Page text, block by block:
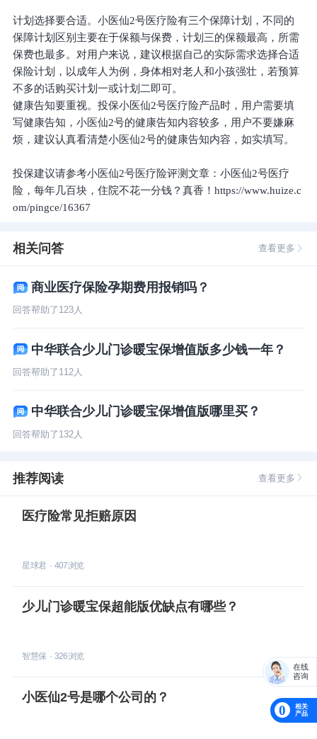
计划选择要合适。小医仙2号医疗险有三个保障计划，不同的
保障计划区别主要在于保额与保费，计划三的保额最高，所需
保费也最多。对用户来说，建议根据自己的实际需求选择合适
保险计划，以成年人为例，身体相对老人和小孩强壮，若预算
不多的话购买计划一或计划二即可。
健康告知要重视。投保小医仙2号医疗险产品时，用户需要填
写健康告知，小医仙2号的健康告知内容较多，用户不要嫌麻
烦，建议认真看清楚小医仙2号的健康告知内容，如实填写。
投保建议请参考小医仙2号医疗险评测文章：小医仙2号医疗
险，每年几百块，住院不花一分钱？真香！https://www.huize.c
om/pingce/16367
相关问答 查看更多
商业医疗保险孕期费用报销吗？
回答帮助了 123人
中华联合少儿门诊暖宝保增值版多少钱一年？
回答帮助了 112人
中华联合少儿门诊暖宝保增值版哪里买？
回答帮助了 132人
推荐阅读 查看更多
医疗险常见拒赔原因
星球君 · 407浏览
少儿门诊暖宝保超能版优缺点有哪些？
智慧保 · 326浏览
小医仙2号是哪个公司的？
0 相关
产品
在线
咨询